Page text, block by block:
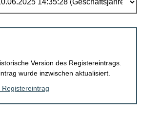
Version des Registereintrags.
wurde inzwischen aktualisiert.